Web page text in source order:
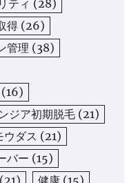
ティ (28)
得 (26)
管理 (38)
(16)
ジア初期脱毛 (21)
ウダス (21)
バー (15)
(21) 健康 (15)